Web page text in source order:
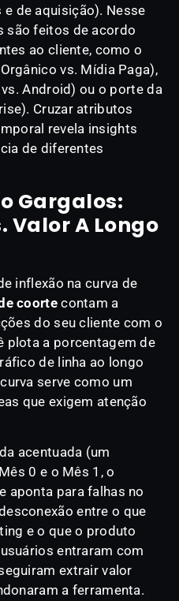
de aquisição). Nesse
são feitos de acordo
ao cliente, como o
vs. Mídia Paga),
Android) ou o porte da
Cruzar atributos
revela insights
de diferentes
Gargalos:
Valor A Longo
inflexão na curva de
coortecontam a
do seu cliente com o
plota a porcentagem de
de linha ao longo
serve como um
que exigem atenção
acentuada (um
0 e o Mês 1, o
aponta para falhas no
entre o que
e o que o produto
entraram com
extrair valor
a ferramenta.